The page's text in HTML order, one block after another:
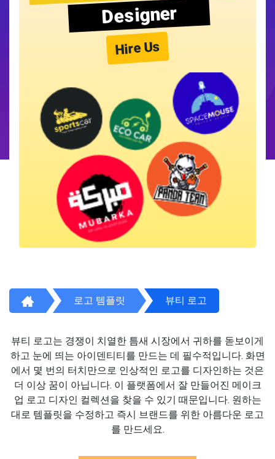
Designer
Hire Us
로고 템플릿 뷰티 로고
뷰티 로고는 경쟁이 치열한 틈새 시장에서 귀하를 돋보이게
하고 눈에 띄는 아이덴티티를 만드는 데 필수적입니다. 화면
에서 몇 번의 터치만으로 인상적인 로고를 디자인하는 것은
더 이상 꿈이 아닙니다. 이 플랫폼에서 잘 만들어진 메이크
업 로고 디자인 컬렉션을 찾을 수 있기 때문입니다. 원하는
대로 템플릿을 수정하고 즉시 브랜드를 위한 아름다운 로고
를 만드세요.